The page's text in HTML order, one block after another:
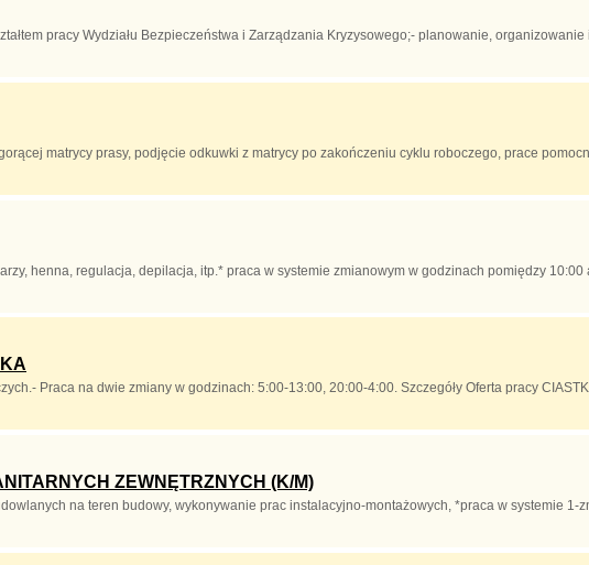
pracy Wydziału Bezpieczeństwa i Zarządzania Kryzysowego;- planowanie, organizowanie
matrycy prasy, podjęcie odkuwki z matrycy po zakończeniu cyklu roboczego, prace
henna, regulacja, depilacja, itp.* praca w systemie zmianowym w godzinach pomiędzy 10:00
Praca na dwie zmiany w godzinach: 5:00-13:00, 20:00-4:00. Szczegóły Oferta pracy
ZEWNĘTRZNYCH (K/M)
na teren budowy, wykonywanie prac instalacyjno-montażowych, *praca w systemie 1-